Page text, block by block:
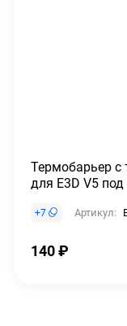
Термобарьер с
для E3D V5
+7 Артикул:
140₽